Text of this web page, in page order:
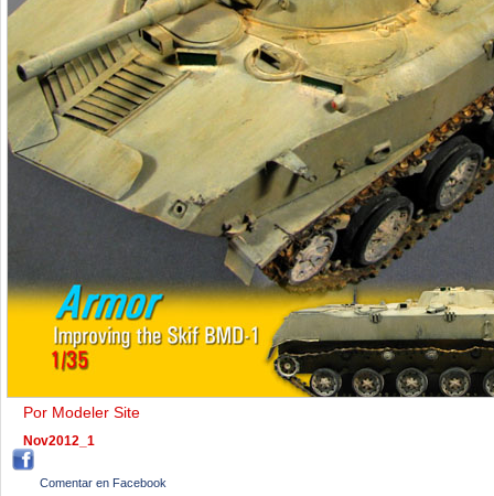
Por Modeler Site
Nov2012_1
Comentar en Facebook